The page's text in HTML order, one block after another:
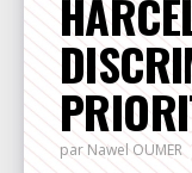
par NawelOUMER